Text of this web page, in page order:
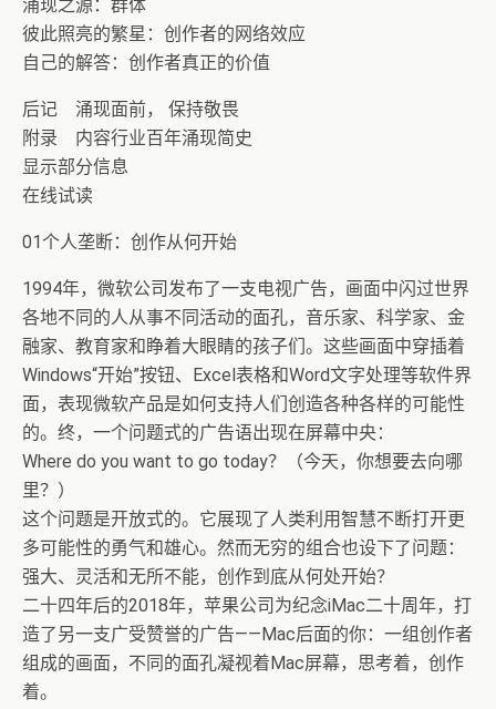
涌现之源：群体
彼此照亮的繁星：创作者的网络效应
自己的解答：创作者真正的价值
后记 涌现面前， 保持敬畏
附录 内容行业百年涌现简史
显示部分信息
在线试读
01个人垄断：创作从何开始
1994年，微软公司发布了一支电视广告，画面中闪过世界
各地不同的人从事不同活动的面孔，音乐家、科学家、金
融家、教育家和睁着大眼睛的孩子们。这些画面中穿插着
Windows“开始”按钮、Excel表格和Word文字处理等软件界
面，表现微软产品是如何支持人们创造各种各样的可能性
的。终，一个问题式的广告语出现在屏幕中央：
Where do you want to go today？（今天，你想要去向哪
里？）
这个问题是开放式的。它展现了人类利用智慧不断打开更
多可能性的勇气和雄心。然而无穷的组合也设下了问题：
强大、灵活和无所不能，创作到底从何处开始？
二十四年后的2018年，苹果公司为纪念iMac二十周年，打
造了另一支广受赞誉的广告——Mac后面的你：一组创作者
组成的画面，不同的面孔凝视着Mac屏幕，思考着，创作
着。